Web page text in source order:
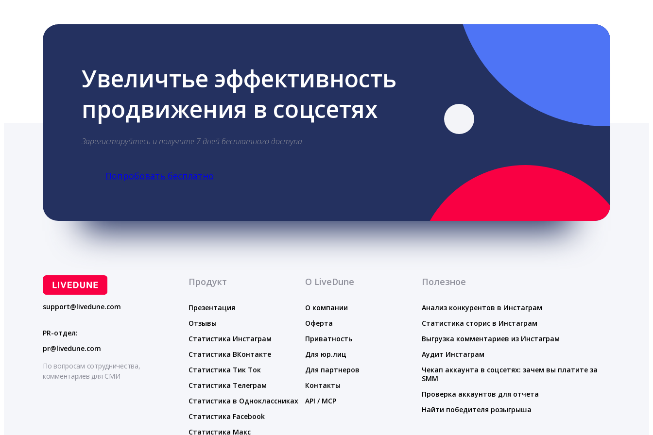
Увеличтье эффективность
продвижения в соцсетях
Зарегистируйтесь и получите 7 дней бесплатного доступа.
Попробовать бесплатно
support@livedune.com
PR-отдел:
pr@livedune.com
По вопросам сотрудничества,
комментариев для СМИ
Продукт
Презентация
Отзывы
Статистика Инстаграм
Статистика ВКонтакте
Статистика Тик Ток
Статистика Телеграм
Статистика в Одноклассниках
Статистика Facebook
Статистика Макс
О LiveDune
О компании
Оферта
Приватность
Для юр.лиц
Для партнеров
Контакты
API / MCP
Полезное
Анализ конкурентов в Инстаграм
Статистика сторис в Инстаграм
Выгрузка комментариев из Инстаграм
Аудит Инстаграм
Чекап аккаунта в соцсетях: зачем вы платите за
SMM
Проверка аккаунтов для отчета
Найти победителя розыгрыша